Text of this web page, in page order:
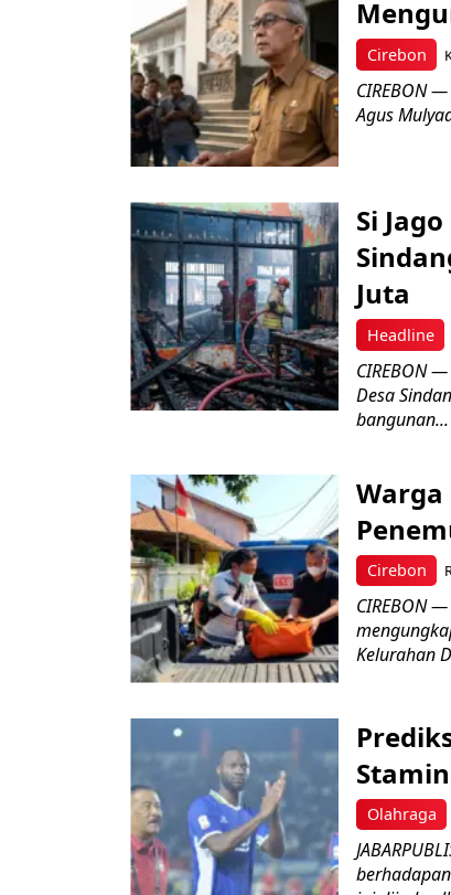
Cirebon
CIREBON
Agus
Headline
Si
Juta
CIREBON
Desa
bangunan...
Cirebon
Warga
CIREBON
Kelurahan
Olahraga